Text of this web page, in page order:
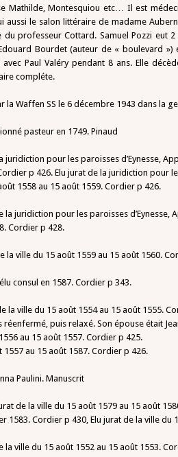
Mathilde, Montesquiou etc… Il est
aussi le salon littéraire de madame
professeur Cottard. Samuel Pozzi eut 2
Bourdet (auteur de « boulevard
Paul Valéry pendant 8 ans. Elle
compléte.
la Waffen SS le 6 décembre 1943 dans la
pasteur en 1749. Pinaud
juridiction pour les paroisses d’Eynesse,
p 426. Elu jurat de la juridiction pour
1558 au 15 août 1559. Cordier p 426.
la juridiction pour les paroisses d’Eynesse,
Cordier p 428.
la ville du 15 août 1559 au 15 août 1560.
consul en 1587. Cordier p 343.
la ville du 15 août 1554 au 15 août 1555.
réenfermé, puis relaxé. Son épouse était
au 15 août 1557. Cordier p 425.
1557 au 15 août 1587. Cordier p 426.
Paulini. Manuscrit
de la ville du 15 août 1579 au 15 août
1583. Cordier p 430, Elu jurat de la ville du
la ville du 15 août 1552 au 15 août 1553.